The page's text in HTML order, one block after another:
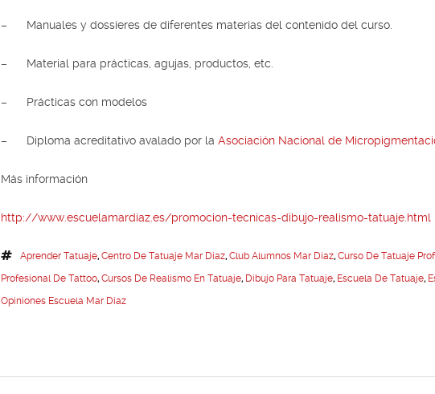
– Manuales y dossieres de diferentes materias del contenido del curso.
– Material para prácticas, agujas, productos, etc.
– Prácticas con modelos
– Diploma acreditativo avalado por laAsociación Nacional de
Más información
http://www.escuelamardiaz.es/promocion-tecnicas-dibujo-realismo-tatuaje.html
Aprender Tatuaje,Centro De Tatuaje Mar Diaz,Club Alumnos Mar Diaz,Curso De Tatuaje
Profesional De Tattoo,Cursos De Realismo En Tatuaje, Dibujo Para Tatuaje, Escuela De Tatuaje,
Opiniones Escuela Mar Diaz